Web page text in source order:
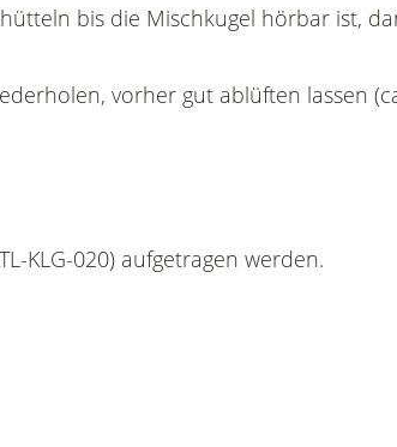
bis die Mischkugel hörbar ist,
vorher gut ablüften lassen
KLG-020) aufgetragen werden.